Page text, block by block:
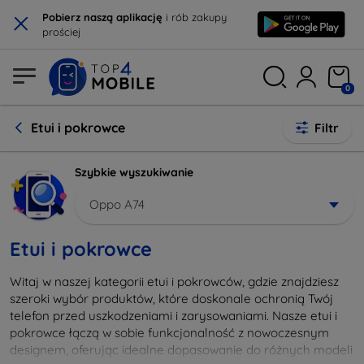
× Pobierz naszą aplikację i rób zakupy
prościej
0
Etui i pokrowce Filtr
Szybkie wyszukiwanie
Oppo A74
Etui i pokrowce
Witaj w naszej kategorii etui i pokrowców, gdzie znajdziesz
szeroki wybór produktów, które doskonale ochronią Twój
telefon przed uszkodzeniami i zarysowaniami. Nasze etui i
pokrowce łączą w sobie funkcjonalność z nowoczesnym
designem, oferując idealne dopasowanie do różnych modeli